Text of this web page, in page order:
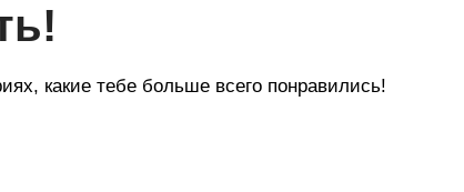
какие тебе больше всего понравились!